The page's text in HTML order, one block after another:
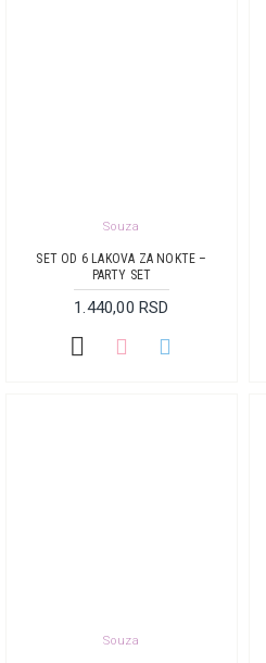
Souza
SET OD 6 LAKOVA ZA NOKTE –
PARTY SET
1.440,00 RSD
Souza